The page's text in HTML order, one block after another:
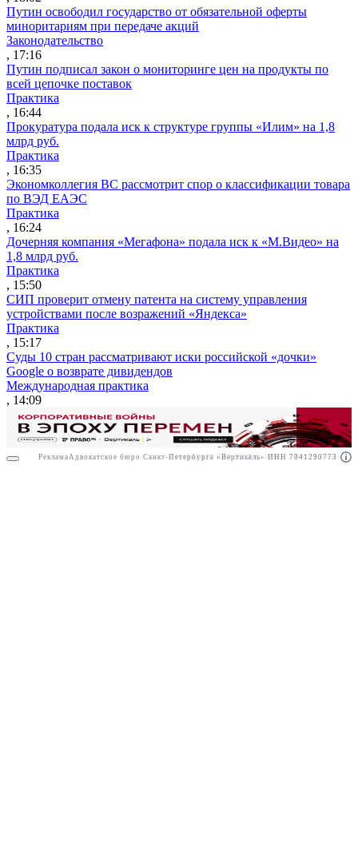
РекламаАО"ПРАВО.РУ" ИНН: 7708095468
Путин освободил государство от обязательной оферты
миноритариям при передаче акций
Законодательство
, 17:16
Путин подписал закон о мониторинге цен на продукты по
всей цепочке поставок
Практика
, 16:44
Прокуратура подала иск к структуре группы «Илим» на 1,8
млрд руб.
Практика
, 16:35
Экономколлегия ВС рассмотрит спор о классификации товара
по ВЭД ЕАЭС
Практика
, 16:24
Дочерняя компания «Мегафона» подала иск к «М.Видео» на
1,8 млрд руб.
Практика
, 15:50
СИП проверит отмену патента на систему управления
устройствами после возражений «Яндекса»
Практика
, 15:17
Суды 10 стран рассматривают иски российской «дочки»
Google о возврате дивидендов
Международная практика
, 14:09
Реклама Адвокатское бюро Санкт-Петербурга «Вертикаль» ИНН 7841290773